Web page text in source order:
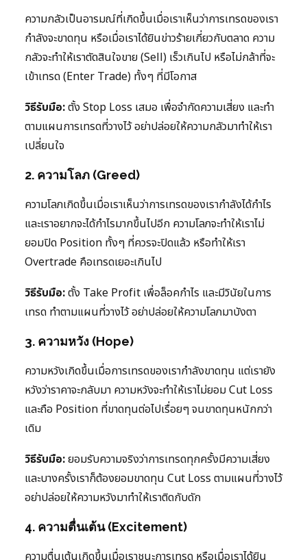
ความกลัวเป็นอารมณ์ที่เกิดขึ้นเมื่อเราเห็นว่าการเทรดของเรา
กำลังจะขาดทุน หรือเมื่อเราได้ยินข่าวร้ายเกี่ยวกับตลาด ความ
กลัวจะทำให้เราตัดสินใจขาย (Sell) เร็วเกินไป หรือไม่กล้าที่จะ
เข้าเทรด (Enter Trade) ทั้งๆ ที่มีโอกาส
วิธีรับมือ:ตั้ง Stop Loss เสมอ เพื่อจำกัดความเสี่ยง และทำ
ตามแผนการเทรดที่วางไว้ อย่าปล่อยให้ความกลัวมาทำให้เรา
เปลี่ยนใจ
2. ความโลภ (Greed)
ความโลภเกิดขึ้นเมื่อเราเห็นว่าการเทรดของเรากำลังได้กำไร
และเราอยากจะได้กำไรมากขึ้นไปอีก ความโลภจะทำให้เราไม่
ยอมปิด Position ทั้งๆ ที่ควรจะปิดแล้ว หรือทำให้เรา
Overtrade คือเทรดเยอะเกินไป
วิธีรับมือ:ตั้ง Take Profit เพื่อล็อคกำไร และมีวินัยในการ
เทรด ทำตามแผนที่วางไว้ อย่าปล่อยให้ความโลภมาบังตา
3. ความหวัง (Hope)
ความหวังเกิดขึ้นเมื่อการเทรดของเรากำลังขาดทุน แต่เรายัง
หวังว่าราคาจะกลับมา ความหวังจะทำให้เราไม่ยอม Cut Loss
และถือ Position ที่ขาดทุนต่อไปเรื่อยๆ จนขาดทุนหนักกว่า
เดิม
วิธีรับมือ:ยอมรับความจริงว่าการเทรดทุกครั้งมีความเสี่ยง
และบางครั้งเราก็ต้องยอมขาดทุน Cut Loss ตามแผนที่วางไว้
อย่าปล่อยให้ความหวังมาทำให้เราติดกับดัก
4. ความตื่นเต้น (Excitement)
ความตื่นเต้นเกิดขึ้นเมื่อเราชนะการเทรด หรือเมื่อเราได้ยิน